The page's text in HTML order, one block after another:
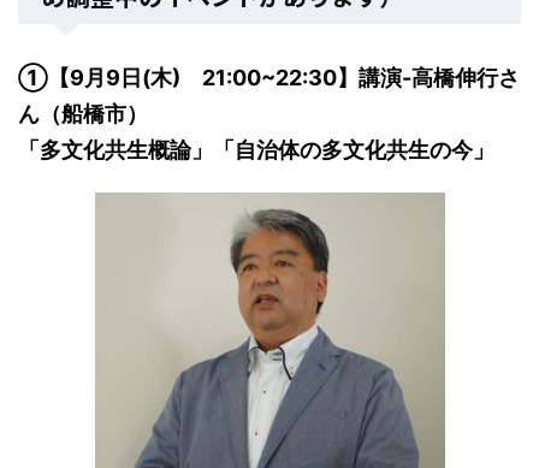
①【9月9日(木) 21:00~22:30】講演-高橋伸行さ
ん（船橋市）
「多文化共生概論」「自治体の多文化共生の今」